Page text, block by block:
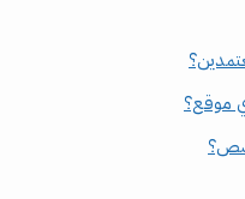
موقع؟